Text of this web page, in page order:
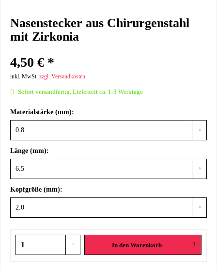
Nasenstecker aus Chirurgenstahl
mit Zirkonia
4,50 € *
inkl. MwSt. zzgl. Versandkosten
Sofort versandfertig, Lieferzeit ca. 1-3 Werktage
Materialstärke (mm):
Länge (mm):
Kopfgröße (mm):
In den Warenkorb